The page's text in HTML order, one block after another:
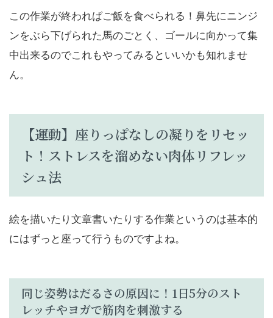
この作業が終わればご飯を食べられる！鼻先にニンジ
ンをぶら下げられた馬のごとく、ゴールに向かって集
中出来るのでこれもやってみるといいかも知れませ
ん。
【運動】座りっぱなしの凝りをリセッ
ト！ストレスを溜めない肉体リフレッ
シュ法
絵を描いたり文章書いたりする作業というのは基本的
にはずっと座って行うものですよね。
同じ姿勢はだるさの原因に！1日5分のスト
レッチやヨガで筋肉を刺激する